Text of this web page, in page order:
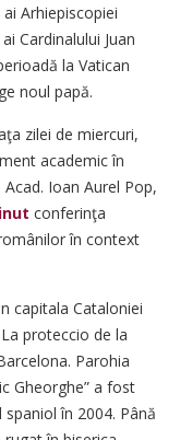
Arhiepiscopiei
Cardinalului Juan
la Vatican
noul papă.
zilei de miercuri,
academic în
Ioan Aurel Pop,
conferinţa
în context
capitala Cataloniei
proteccio de la
Parohia
Gheorghe” a fost
în 2004. Până